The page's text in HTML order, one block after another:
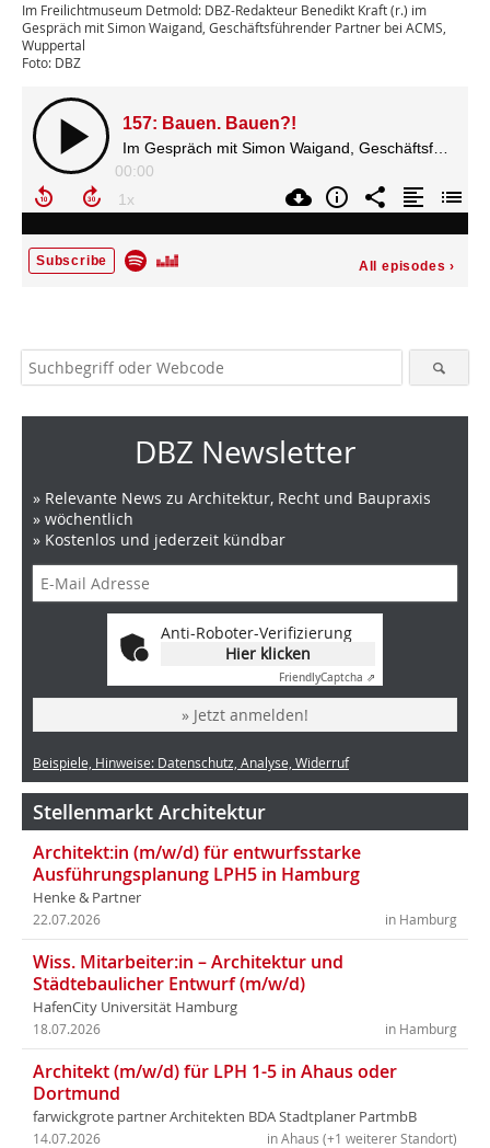
Im Freilichtmuseum Detmold: DBZ-Redakteur Benedikt Kraft (r.) im
Gespräch mit Simon Waigand, Geschäftsführender Partner bei ACMS,
Wuppertal
Foto: DBZ
DBZ Newsletter
» Relevante News zu Architektur, Recht und Baupraxis
» wöchentlich
» Kostenlos und jederzeit kündbar
Anti-Roboter-Verifizierung
Hier klicken
FriendlyCaptcha ⇗
» Jetzt anmelden!
Beispiele, Hinweise: Datenschutz, Analyse, Widerruf
Stellenmarkt Architektur
Architekt:in (m/w/d) für entwurfsstarke
Ausführungsplanung LPH5 in Hamburg
Henke & Partner
in Hamburg
22.07.2026
Wiss. Mitarbeiter:in – Architektur und
Städtebaulicher Entwurf (m/w/d)
HafenCity Universität Hamburg
in Hamburg
18.07.2026
Architekt (m/w/d) für LPH 1-5 in Ahaus oder
Dortmund
farwickgrote partner Architekten BDA Stadtplaner PartmbB
in Ahaus (+1 weiterer Standort)
14.07.2026